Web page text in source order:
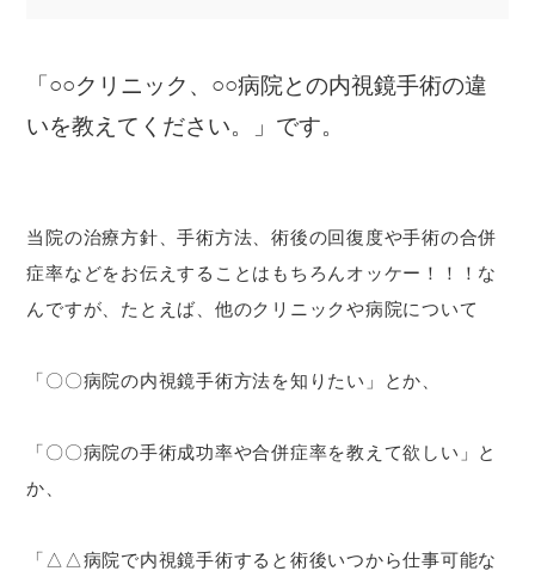
「○○クリニック、○○病院との内視鏡手術の違
いを教えてください。」です。
当院の治療方針、手術方法、術後の回復度や手術の合併
症率などをお伝えすることはもちろんオッケー！！！な
んですが、たとえば、他のクリニックや病院について
「〇〇病院の内視鏡手術方法を知りたい」とか、
「〇〇病院の手術成功率や合併症率を教えて欲しい」と
か、
「△△病院で内視鏡手術すると術後いつから仕事可能な